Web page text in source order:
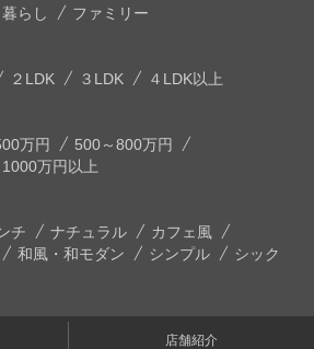
らし ファミリー
２LDK ３LDK ４LDK以上
万円
500～800万円
1000万円以上
チ ナチュラル
カフェ風
和風・和モダン シンプル シック
店舗紹介